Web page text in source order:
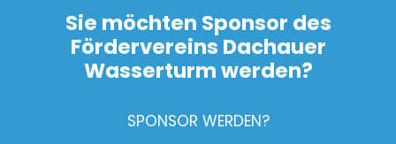
Sie möchten Sponsor des
Fördervereins Dachauer
Wasserturm werden?
SPONSOR WERDEN?